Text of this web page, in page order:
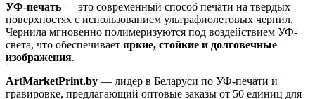
УФ-печать — это современный способ печати на твердых
поверхностях с использованием ультрафиолетовых чернил.
Чернила мгновенно полимеризуются под воздействием УФ-
света, что обеспечивает яркие, стойкие и долговечные
изображения.
ArtMarketPrint.by — лидер в Беларуси по УФ-печати и
гравировке, предлагающий оптовые заказы от 50 единиц для